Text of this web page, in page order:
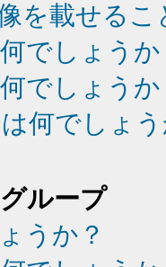
を載せる
でしょうか
でしょうか
何でしょ
ループ
うか？